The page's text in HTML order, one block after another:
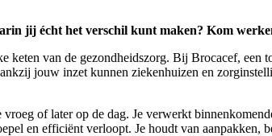
jij écht het verschil kunt maken? Kom
keten van de gezondheidszorg. Bij Brocacef,
jouw inzet kunnen ziekenhuizen en
of later op de dag. Je verwerkt
en efficiënt verloopt. Je houdt van